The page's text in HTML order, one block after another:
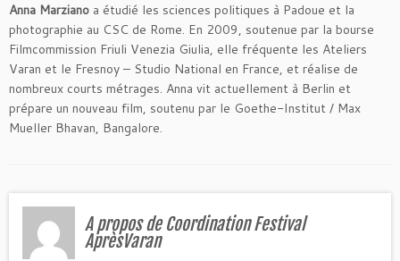
Anna Marziano a étudié les sciences politiques à Padoue et la
photographie au CSC de Rome. En 2009, soutenue par la bourse
Filmcommission Friuli Venezia Giulia, elle fréquente les Ateliers
Varan et le Fresnoy – Studio National en France, et réalise de
nombreux courts métrages. Anna vit actuellement à Berlin et
prépare un nouveau film, soutenu par le Goethe-Institut / Max
Mueller Bhavan, Bangalore.
A propos de Coordination Festival
AprèsVaran